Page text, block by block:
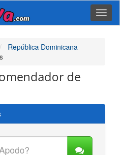
República Dominicana
de